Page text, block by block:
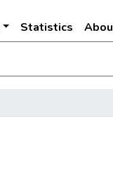
Statistics